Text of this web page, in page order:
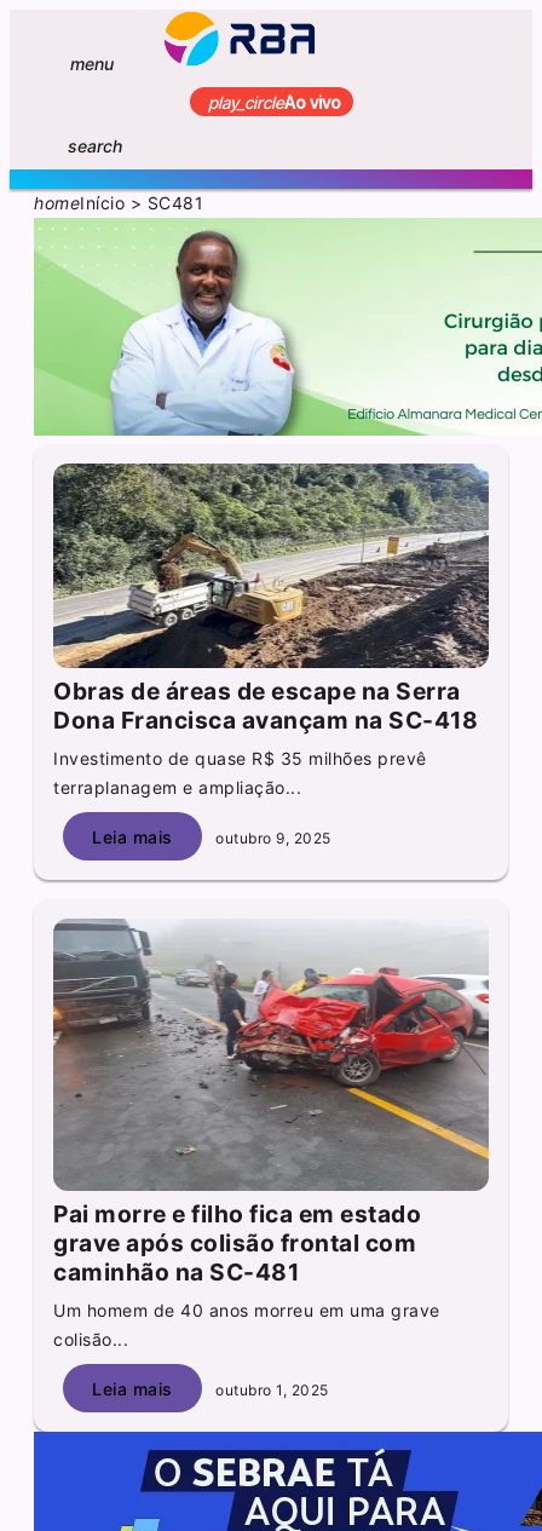
menu
play_circleAo vivo
search
homeInício > SC481
Obras de áreas de escape na Serra
Dona Francisca avançam na SC-418
Investimento de quase R$ 35 milhões prevê
terraplanagem e ampliação...
Leia mais outubro 9, 2025
Pai morre e filho fica em estado
grave após colisão frontal com
caminhão na SC-481
Um homem de 40 anos morreu em uma grave
colisão...
Leia mais outubro 1, 2025